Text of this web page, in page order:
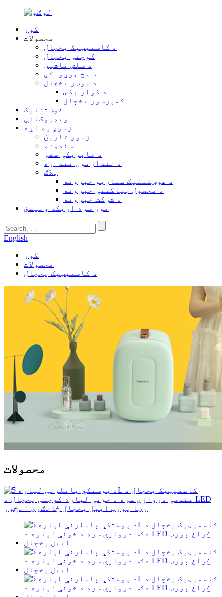
کور
محصولات
د کاسمیټیک یخچال
کوچنی یخچال
د سلش ماشین
د یخ جوړونکی
د موټر یخچال
د کولر بکس
کمپرسور یخچال
غوښتنلیک
ویډیوګانې
زموږ په اړه
زموږ تاریخ
سندونه
د فابریکې سفر
د نندارتون ننداره
بلاګ
د غوښتنلیک سناریو خبرونه
د محصول بیاکتنې خبرونه
د شرکت خبرونه
موږ سره اړیکه ونیسئ
English
کور
محصولات
د کاسمیټیک یخچال
محصولات